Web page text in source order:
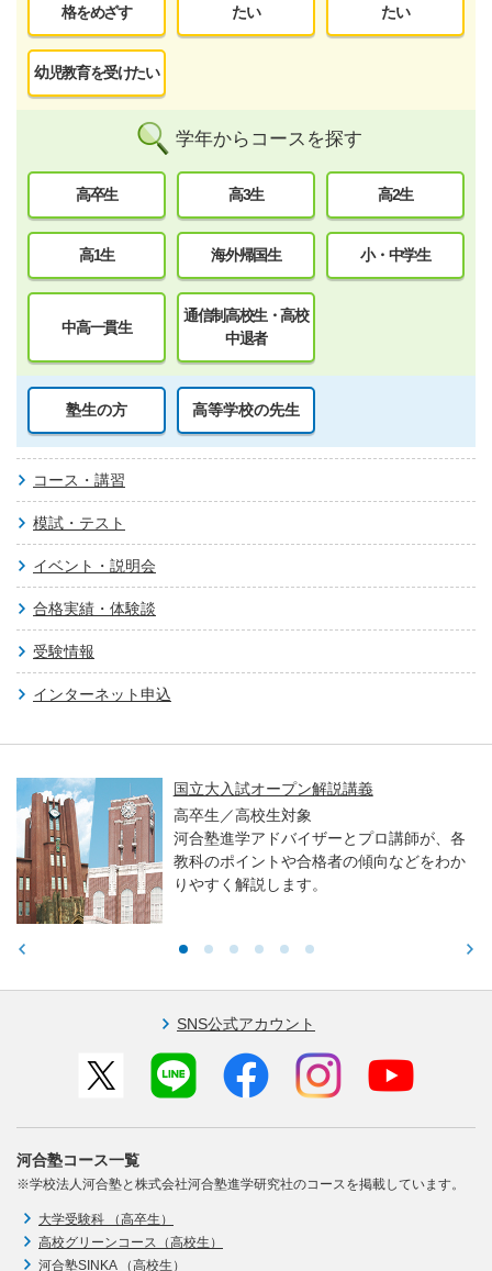
格をめざす
たい
たい
幼児教育を受けたい
学年からコースを探す
高卒生 高3生 高2生
高1生 海外帰国生 小・中学生
中高一貫生
通信制高校生・高校
中退者
塾生の方 高等学校の先生
コース・講習
模試・テスト
イベント・説明会
合格実績・体験談
受験情報
インターネット申込
国立大入試オープン解説講義
高卒生／高校生対象
河合塾進学アドバイザーとプロ講師が、各
教科のポイントや合格者の傾向などをわか
りやすく解説します。
SNS公式アカウント
河合塾コース一覧
※学校法人河合塾と株式会社河合塾進学研究社のコースを掲載しています。
大学受験科 （高卒生）
高校グリーンコース（高校生）
河合塾SINKA （高校生）